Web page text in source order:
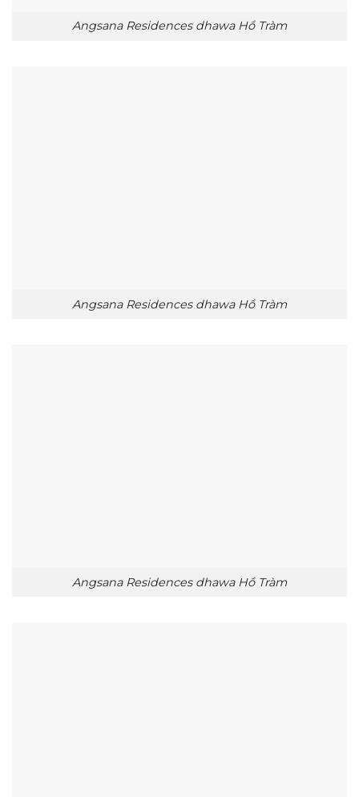
Angsana Residences dhawa Hồ Tràm
Angsana Residences dhawa Hồ Tràm
Angsana Residences dhawa Hồ Tràm